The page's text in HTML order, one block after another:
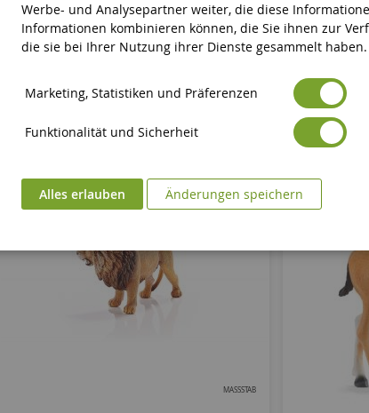
MASSSTAB
Werbe- und Analysepartner weiter, die diese
Informationen kombinieren können, die Sie ihnen zur
die sie bei Ihrer Nutzung ihrer Dienste gesammelt haben.
Marketing, Statistiken und Präferenzen
Funktionalität und Sicherheit
Alles erlauben Änderungen speichern